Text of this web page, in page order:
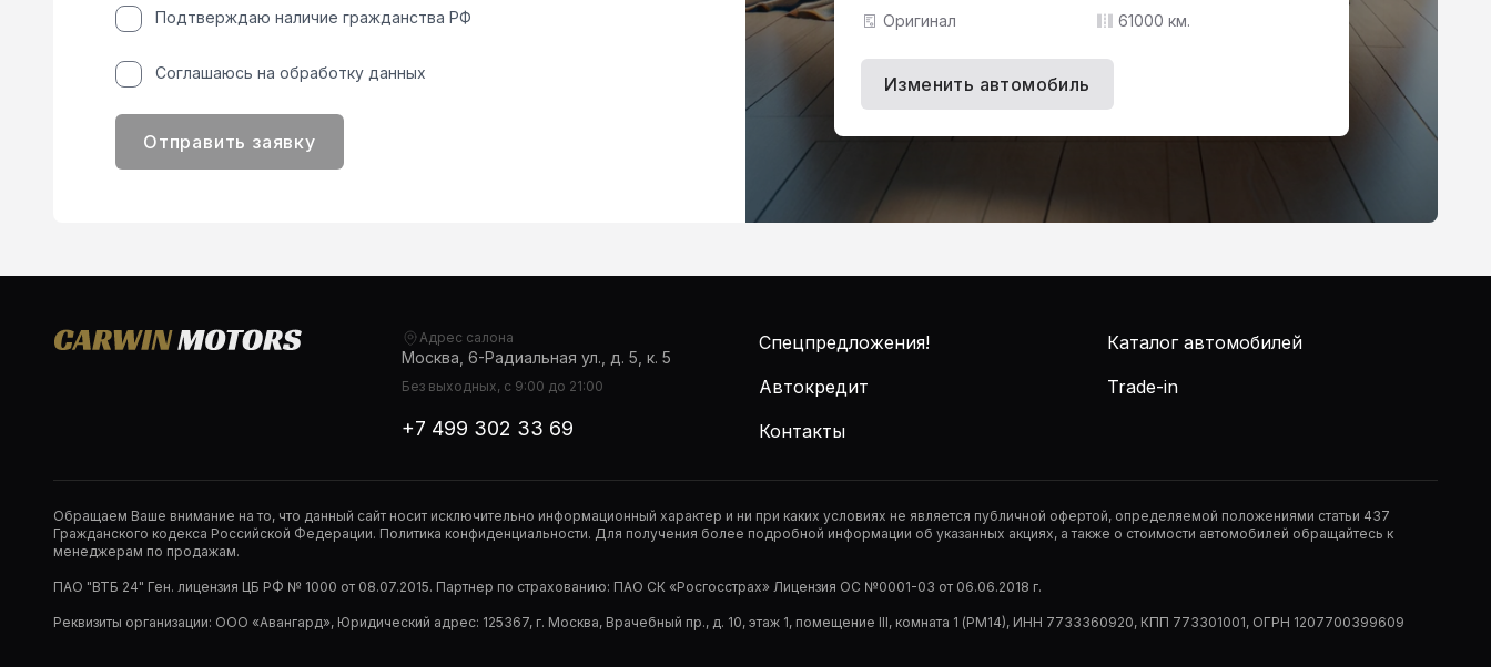
Оригинал
61000 км.
Изменить автомобиль
Подтверждаю наличие гражданства РФ
Соглашаюсь на обработку данных
Отправить заявку
Адрес салона
Москва, 6-Радиальная ул., д. 5, к. 5
Без выходных, с 9:00 до 21:00
+7 499 302 33 69
Спецпредложения!
Каталог автомобилей
Автокредит
Trade-in
Контакты
Обращаем Ваше внимание на то, что данный сайт носит исключительно информационный характер и ни при каких условиях не является публичной офертой, определяемой положениями статьи 437
Гражданского кодекса Российской Федерации. Политика конфиденциальности. Для получения более подробной информации об указанных акциях, а также о стоимости автомобилей обращайтесь к
менеджерам по продажам.
ПАО "ВТБ 24" Ген. лицензия ЦБ РФ № 1000 от 08.07.2015. Партнер по страхованию: ПАО СК «Росгосстрах» Лицензия ОС №0001-03 от 06.06.2018 г.
Реквизиты организации: ООО «Авангард», Юридический адрес: 125367, г. Москва, Врачебный пр., д. 10, этаж 1, помещение III, комната 1 (РМ14), ИНН 7733360920, КПП 773301001, ОГРН 1207700399609